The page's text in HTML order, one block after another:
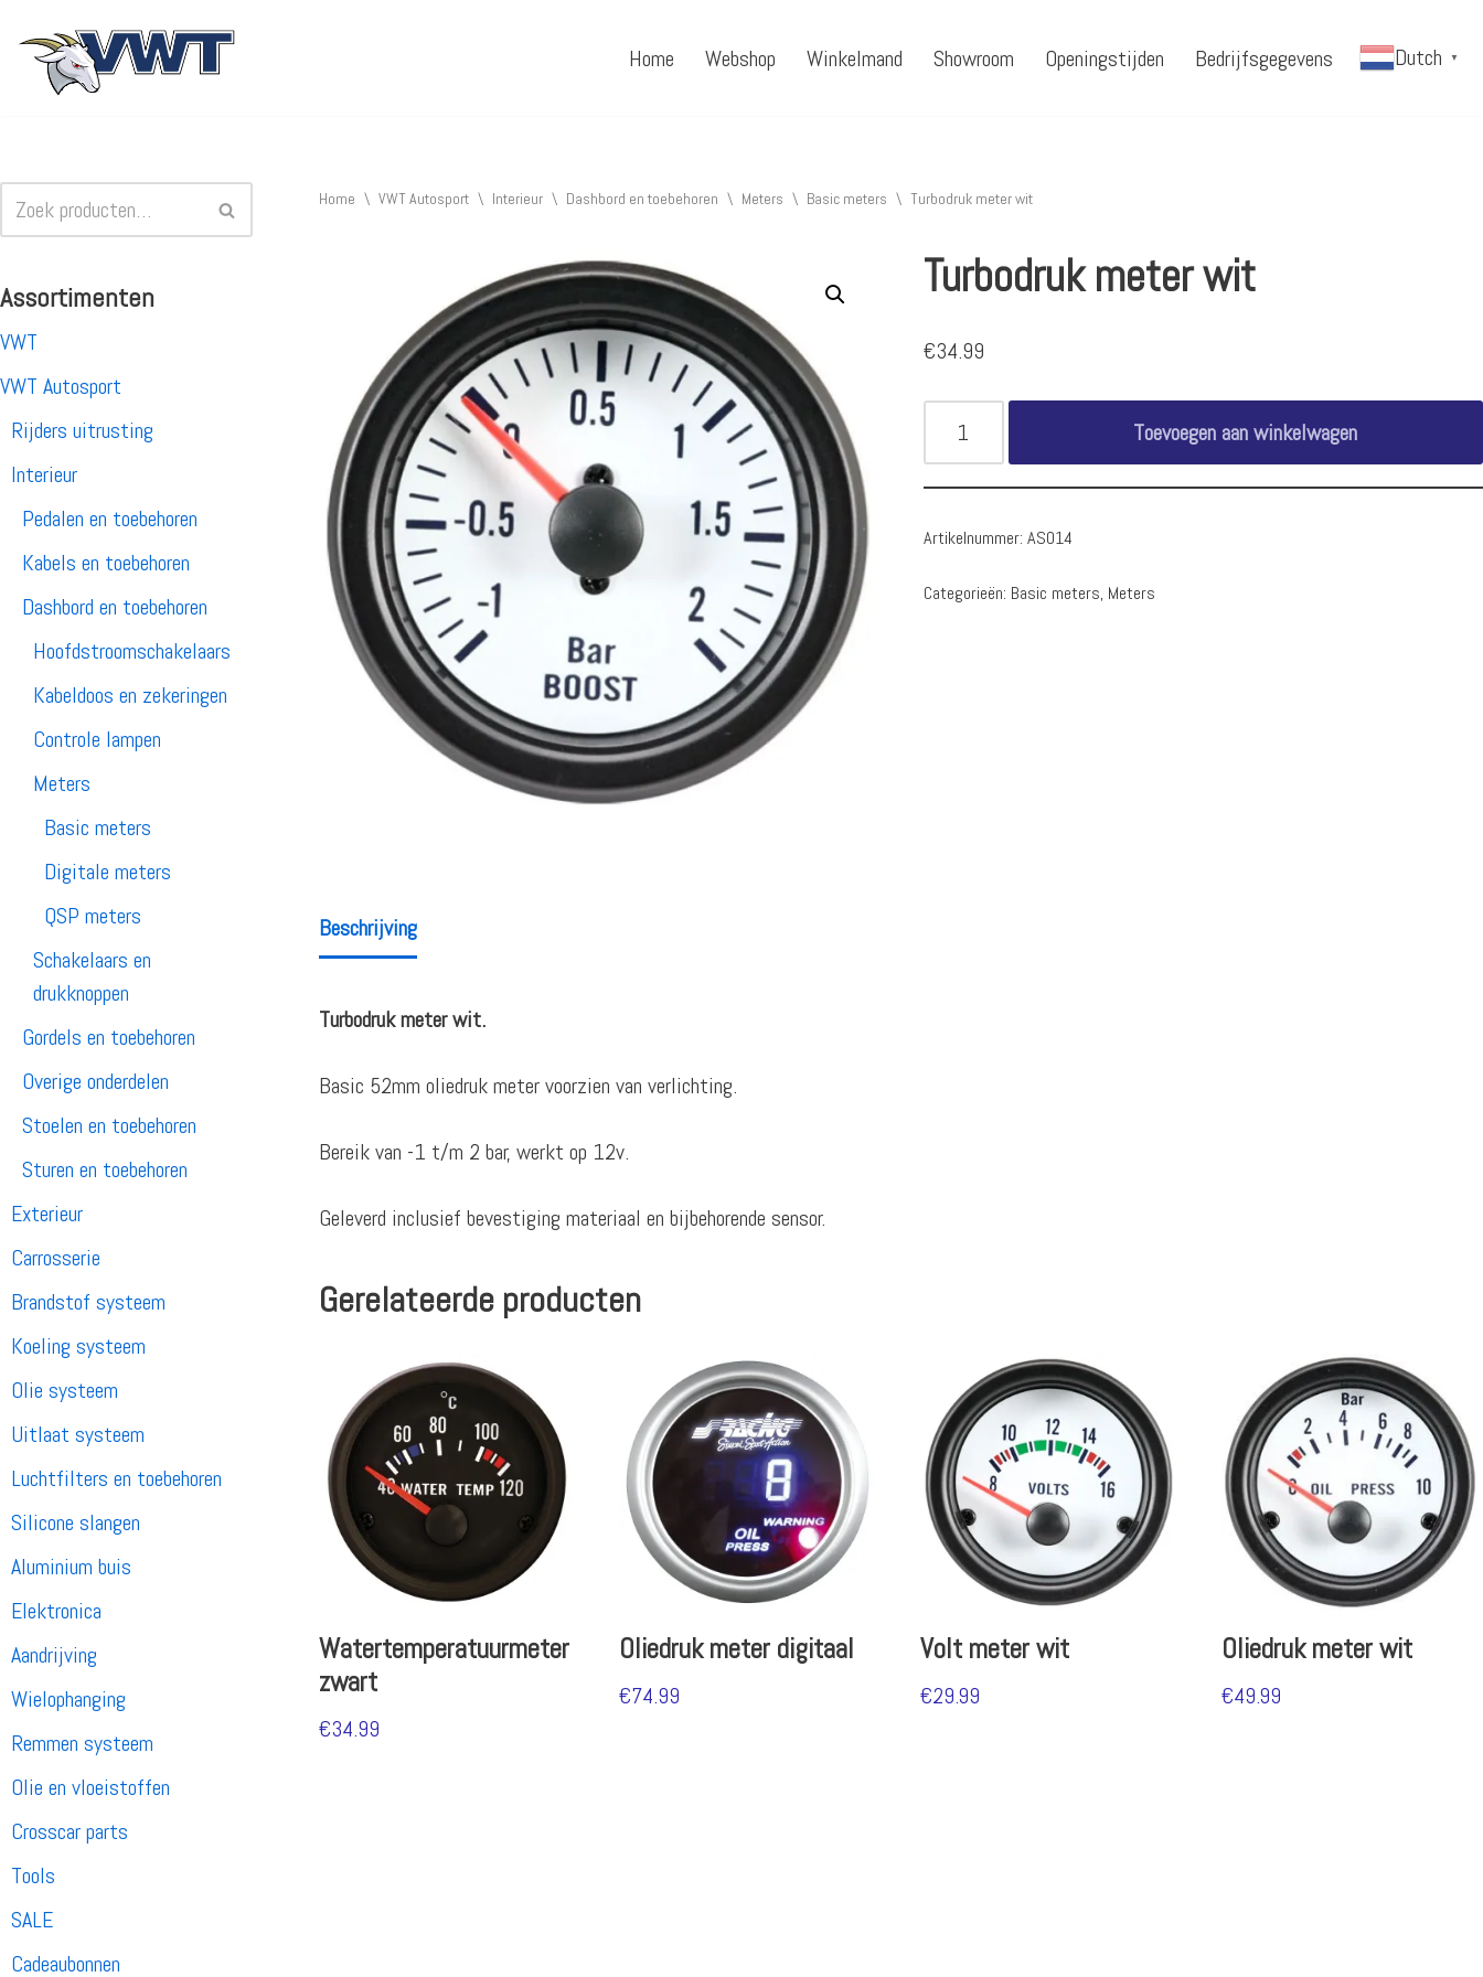
Ga
Home Webshop Winkelmand Showroom Openingstijden Bedrijfsgegevens Dutch ▼
Assortimenten
VWT
VWT Autosport
Rijders uitrusting
Interieur
Pedalen en toebehoren
Kabels en toebehoren
Dashbord en toebehoren
Hoofdstroomschakelaars
Kabeldoos en zekeringen
Controle lampen
Meters
Basic meters
Digitale meters
QSP meters
Schakelaars en
drukknoppen
Gordels en toebehoren
Overige onderdelen
Stoelen en toebehoren
Sturen en toebehoren
Exterieur
Carrosserie
Brandstof systeem
Koeling systeem
Olie systeem
Uitlaat systeem
Luchtfilters en toebehoren
Silicone slangen
Aluminium buis
Elektronica
Aandrijving
Wielophanging
Remmen systeem
Olie en vloeistoffen
Crosscar parts
Tools
SALE
Cadeaubonnen
Home \ VWT Autosport \ Interieur \ Dashbord en toebehoren \ Meters \ Basic meters \ Turbodruk meter wit
Turbodruk meter wit
€34.99
Toevoegen aan winkelwagen
Artikelnummer:AS014
Categorieën: Basic meters, Meters
Beschrijving
Turbodruk meter wit.
Basic 52mm oliedruk meter voorzien van verlichting.
Bereik van -1 t/m 2 bar, werkt op 12v.
Geleverd inclusief bevestiging materiaal en bijbehorende sensor.
Gerelateerde producten
Watertemperatuurmeter
zwart
€34.99
Oliedruk meter digitaal
€74.99
Volt meter wit
€29.99
Oliedruk meter wit
€49.99